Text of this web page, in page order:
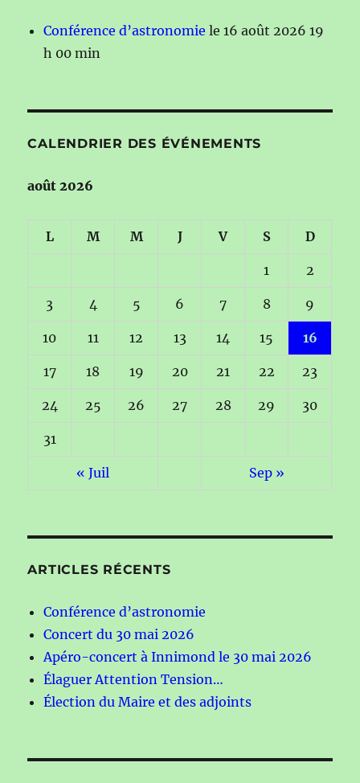
Conférence d’astronomie le 16 août 2026 19
h 00 min
CALENDRIER DES ÉVÉNEMENTS
août 2026
L M M J V S D
1 2
3 4 5 6 7 8 9
10 11 12 13 14 15 16
17 18 19 20 21 22 23
24 25 26 27 28 29 30
31
« Juil Sep »
ARTICLES RÉCENTS
Conférence d’astronomie
Concert du 30 mai 2026
Apéro-concert à Innimond le 30 mai 2026
Élaguer Attention Tension…
Élection du Maire et des adjoints